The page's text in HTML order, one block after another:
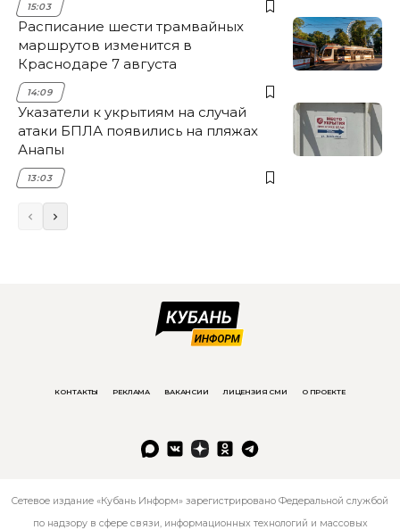
15:03
Расписание шести трамвайных
маршрутов изменится в
Краснодаре 7 августа
14:09
Указатели к укрытиям на случай
атаки БПЛА появились на пляжах
Анапы
13:03
КОНТАКТЫ РЕКЛАМА ВАКАНСИИ ЛИЦЕНЗИЯ СМИ О ПРОЕКТЕ
Сетевое издание «Кубань Информ» зарегистрировано Федеральной службой
по надзору в сфере связи, информационных технологий и массовых